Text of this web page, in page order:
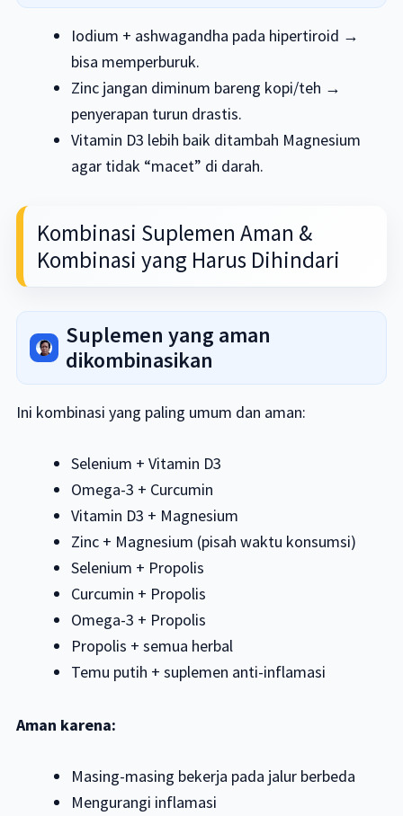
Iodium + ashwagandha pada hipertiroid →
bisa memperburuk.
Zinc jangan diminum bareng kopi/teh →
penyerapan turun drastis.
Vitamin D3 lebih baik ditambah Magnesium
agar tidak “macet” di darah.
Kombinasi Suplemen Aman &
Kombinasi yang Harus Dihindari
Suplemen yang aman
dikombinasikan
Ini kombinasi yang paling umum dan aman:
Selenium + Vitamin D3
Omega-3 + Curcumin
Vitamin D3 + Magnesium
Zinc + Magnesium (pisah waktu konsumsi)
Selenium + Propolis
Curcumin + Propolis
Omega-3 + Propolis
Propolis + semua herbal
Temu putih + suplemen anti-inflamasi
Aman karena:
Masing-masing bekerja pada jalur berbeda
Mengurangi inflamasi